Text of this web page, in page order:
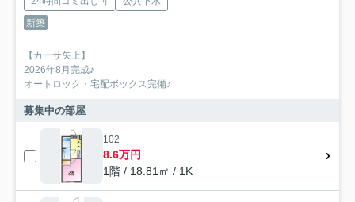
新築
【カーサ矢上】
2026年8月完成♪
オートロック・宅配ボックス完備♪
募集中の部屋
102
8.6万円
1階 / 18.81㎡ / 1K